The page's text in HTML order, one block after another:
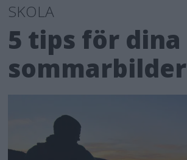
SKOLA
5 tips för dina
sommarbilder